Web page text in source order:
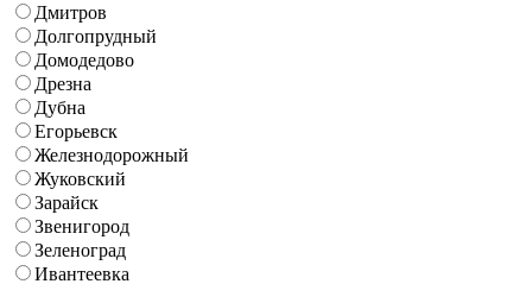
Дмитров
Долгопрудный
Домодедово
Дрезна
Дубна
Егорьевск
Железнодорожный
Жуковский
Зарайск
Звенигород
Зеленоград
Ивантеевка